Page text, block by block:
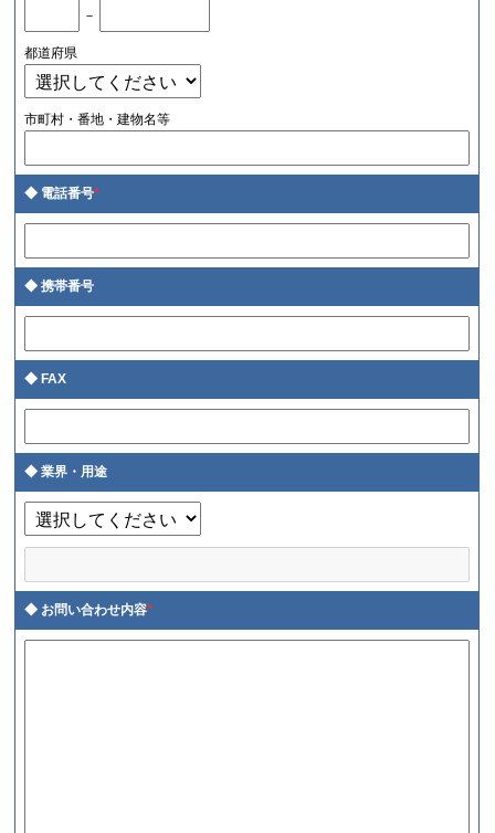
－
都道府県
市町村・番地・建物名等
電話番号*
携帯番号
FAX
業界・用途
お問い合わせ内容*